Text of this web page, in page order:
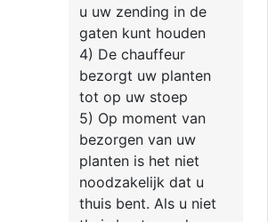
u uw zending in de
gaten kunt houden
4) De chauffeur
bezorgt uw planten
tot op uw stoep
5) Op moment van
bezorgen van uw
planten is het niet
noodzakelijk dat u
thuis bent. Als u niet